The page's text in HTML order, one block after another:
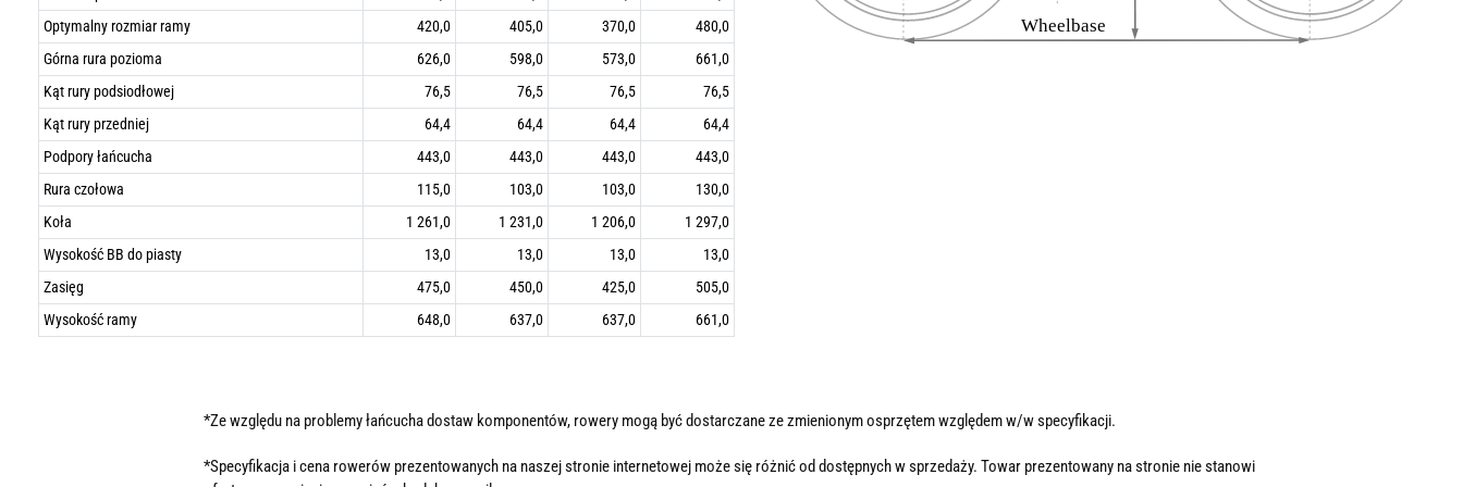
Optymalny rozmiar ramy
420,0 405,0 370,0
480,0
Górna rura pozioma
626,0 598,0 573,0
661,0
Kąt rury podsiodłowej
76,5 76,5 76,5
76,5
Kąt rury przedniej
64,4 64,4 64,4
64,4
Podpory łańcucha
443,0 443,0 443,0
443,0
Rura czołowa
115,0 103,0 103,0
130,0
Koła
1 261,0 1 231,0 1 206,0
1 297,0
Wysokość BB do piasty
13,0 13,0 13,0
13,0
Zasięg
475,0 450,0 425,0
505,0
Wysokość ramy
648,0 637,0 637,0 661,0
*Ze względu na problemy łańcucha dostaw komponentów, rowery mogą być dostarczane ze zmienionym osprzętem względem w/w specyfikacji.
*Specyfikacja i cena rowerów prezentowanych na naszej stronie internetowej może się różnić od dostępnych w sprzedaży. Towar prezentowany na stronie nie stanowi